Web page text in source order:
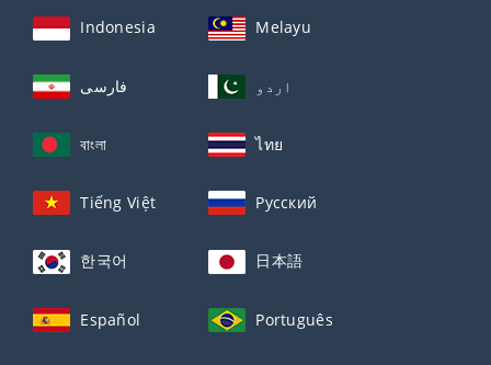
Indonesia Melayu
فارسی اردو
বাংলা ไทย
Tiếng Việt Русский
한국어 日本語
Español Português